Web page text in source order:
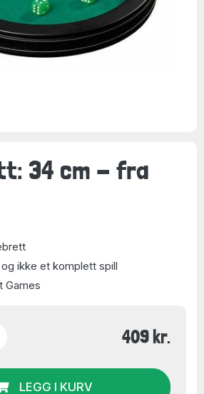
34 cm - fra
ikke et komplett spill
Games
409 kr.
LEGG I KURV